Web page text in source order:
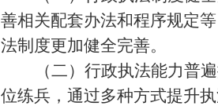
善相关配套办法和程序规定
法制度更加健全完善。
（二）行政执法能力普
位练兵，通过多种方式提升